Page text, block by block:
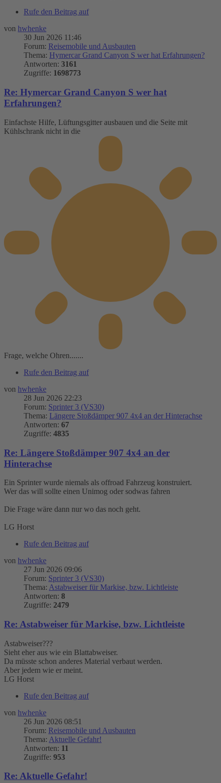
Rufe den Beitrag auf
von hwhenke
30 Jun 2026 11:46
Forum: Reisemobile und Ausbauten
Thema: Hymercar Grand Canyon S wer hat Erfahrungen?
Antworten: 3161
Zugriffe: 1698773
Re: Hymercar Grand Canyon S wer hat
Erfahrungen?
Einfachste Hilfe, Lüftungsgitter ausbauen und die Seite mit
Kühlschrank nicht in die
Frage, welche Ohren.......
Rufe den Beitrag auf
von hwhenke
28 Jun 2026 22:23
Forum: Sprinter 3 (VS30)
Thema: Längere Stoßdämper 907 4x4 an der Hinterachse
Antworten: 67
Zugriffe: 4835
Re: Längere Stoßdämper 907 4x4 an der
Hinterachse
Ein Sprinter wurde niemals als offroad Fahrzeug konstruiert.
Wer das will sollte einen Unimog oder sodwas fahren
Die Frage wäre dann nur wo das noch geht.
LG Horst
Rufe den Beitrag auf
von hwhenke
27 Jun 2026 09:06
Forum: Sprinter 3 (VS30)
Thema: Astabweiser für Markise, bzw. Lichtleiste
Antworten: 8
Zugriffe: 2479
Re: Astabweiser für Markise, bzw. Lichtleiste
Astabweiser???
Sieht eher aus wie ein Blattabweiser.
Da müsste schon anderes Material verbaut werden.
Aber jedem wie er meint.
LG Horst
Rufe den Beitrag auf
von hwhenke
26 Jun 2026 08:51
Forum: Reisemobile und Ausbauten
Thema: Aktuelle Gefahr!
Antworten: 11
Zugriffe: 953
Re: Aktuelle Gefahr!